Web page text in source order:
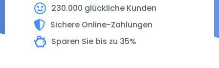
230.000 glückliche Kunden
Sichere Online-Zahlungen
Sparen Sie bis zu 35%